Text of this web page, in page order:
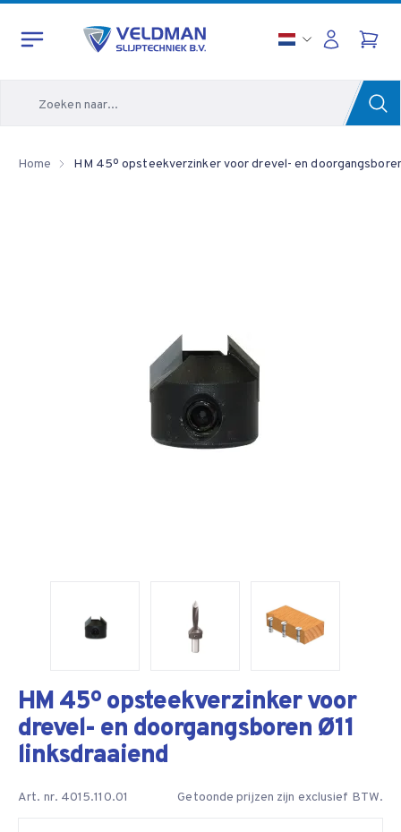
Home HM 45º opsteekverzinker voor drevel- en
HM 45º opsteekverzinker voor
drevel- en doorgangsboren Ø11
linksdraaiend
Art. nr. 4015.110.01 Getoonde prijzen zijn exclusief BTW.